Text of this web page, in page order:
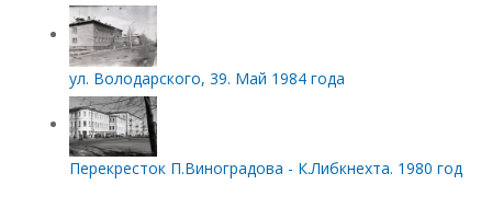
ул. Володарского, 39. Май 1984 года
Перекресток П.Виноградова - К.Либкнехта. 1980 год